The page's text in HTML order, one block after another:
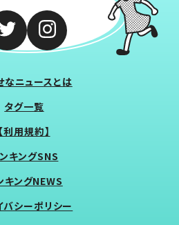
なニュースとは
タグ一覧
【利用規約】
キングSNS
キングNEWS
バシーポリシー